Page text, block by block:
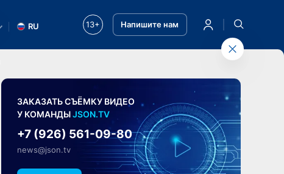
RU 13+ Напишите нам
ЗАКАЗАТЬ СЪЁМКУ ВИДЕО
У КОМАНДЫJSON.TV
+7 (926) 561-09-80
news@json.tv